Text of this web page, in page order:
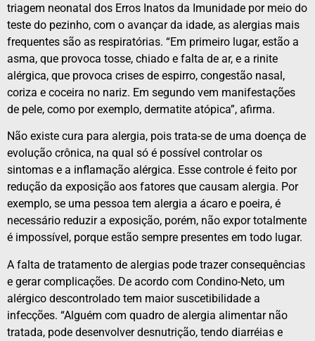
triagem neonatal dos Erros Inatos da Imunidade por meio do
teste do pezinho, com o avançar da idade, as alergias mais
frequentes são as respiratórias. “Em primeiro lugar, estão a
asma, que provoca tosse, chiado e falta de ar, e a rinite
alérgica, que provoca crises de espirro, congestão nasal,
coriza e coceira no nariz. Em segundo vem manifestações
de pele, como por exemplo, dermatite atópica”, afirma.
Não existe cura para alergia, pois trata-se de uma doença de
evolução crônica, na qual só é possível controlar os
sintomas e a inflamação alérgica. Esse controle é feito por
redução da exposição aos fatores que causam alergia. Por
exemplo, se uma pessoa tem alergia a ácaro e poeira, é
necessário reduzir a exposição, porém, não expor totalmente
é impossível, porque estão sempre presentes em todo lugar.
A falta de tratamento de alergias pode trazer consequências
e gerar complicações. De acordo com Condino-Neto, um
alérgico descontrolado tem maior suscetibilidade a
infecções. “Alguém com quadro de alergia alimentar não
tratada, pode desenvolver desnutrição, tendo diarréias e